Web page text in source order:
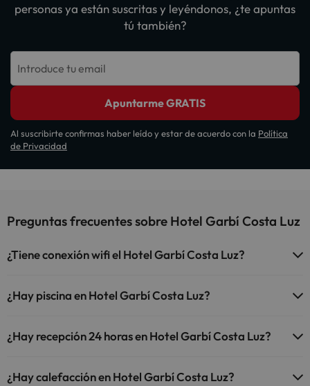
personas ya están suscritas y leyéndonos, ¿te apuntas
tú también?
Introduce tu email
Apuntarme GRATIS
Al suscribirte confirmas haber leído y estar de acuerdo con la Política
de Privacidad
Preguntas frecuentes sobre Hotel Garbí Costa Luz
¿Tiene conexión wifi el Hotel Garbí Costa Luz?
¿Hay piscina en Hotel Garbí Costa Luz?
pago) Aquí tienes más info sobre la piscina y otras instalaciones.
¿Hay recepción 24 horas en Hotel Garbí Costa Luz?
¿Hay calefacción en Hotel Garbí Costa Luz?